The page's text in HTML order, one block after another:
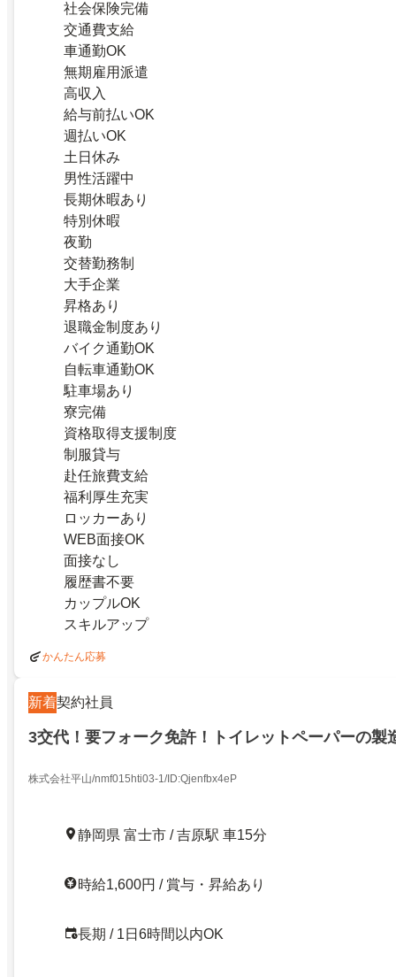
社会保険完備
交通費支給
車通勤OK
無期雇用派遣
高収入
給与前払いOK
週払いOK
土日休み
男性活躍中
長期休暇あり
特別休暇
夜勤
交替勤務制
大手企業
昇格あり
退職金制度あり
バイク通勤OK
自転車通勤OK
駐車場あり
寮完備
資格取得支援制度
制服貸与
赴任旅費支給
福利厚生充実
ロッカーあり
WEB面接OK
面接なし
履歴書不要
カップルOK
スキルアップ
かんたん応募
新着契約社員
3交代！要フォーク免許！トイレットペーパーの製
株式会社平山/nmf015hti03-1/ID:Qjenfbx4eP
静岡県 富士市 / 吉原駅 車15分
時給1,600円 / 賞与・昇給あり
長期 / 1日6時間以内OK